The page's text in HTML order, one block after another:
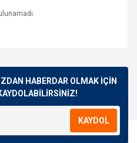
HABERDAR OLMAK İÇİN
KAYDOL